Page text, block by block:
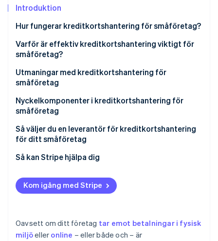
Se hur Stripe bygger den ekonomiska
Titta nu
Introduktion
Hur fungerar kreditkortshantering för småföretag?
Transaktionsinitiering
Auktorisering
Avräkning
Varför är effektiv kreditkortshantering viktigt för
småföretag?
Utmaningar med kreditkortshantering för
småföretag
Nyckelkomponenter i kreditkortshantering för
småföretag
Så väljer du en leverantör för kreditkortshantering
för ditt småföretag
Utvärdera ditt företags behov
Förstå olika typer av kreditkortshanterare
Utvärdera avgifter och kostnader
Utvärdering av säkerhet och efterlevnad
Så kan Stripe hjälpa dig
Heltäckande lösningar för betalningshantering
Smidiga integrationsmöjligheter
Avancerad säkerhet och efterlevnad
Kom igång med Stripe
Oavsett om ditt företag tar emot betalningar i fysisk
miljöeller online – eller både och – är